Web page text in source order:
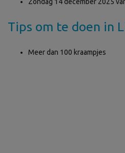
Tips om te doen in
Meer dan 100 kraampjes